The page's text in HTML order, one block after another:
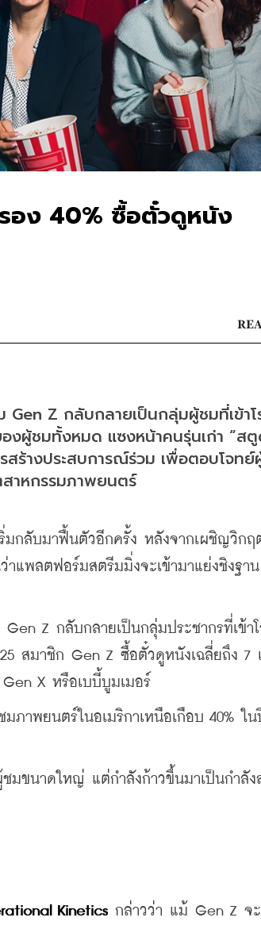
อง 40% ซื้อตั๋วดูหนัง
Z กลับกลายเป็นกลุ่มผู้ชมที่เข้าโ
งผู้ชมทั้งหมด แซงหน้าคนรุ่นเก่า “ส
สร้างประสบการณ์ร่วม เพื่อตอบโจทย์
าหกรรมภาพยนตร์
กลับมาฟื้นตัวอีกครั้ง หลังจากเผชิญวิกฤ
แพลตฟอร์มสตรีมมิ่งจะเข้ามาแย่งชิงฐา
Z กลับกลายเป็นกลุ่มประชากรที่เข้าโ
สมาชิก Gen Z ซื้อตั๋วดูหนังเฉลี่ยถึง 7
X หรือเบบี้บูมเมอร์
พยนตร์ในอเมริกาเหนือเกือบ 40% ในปี
ขนาดใหญ่ แต่กำลังก้าวขึ้นมาเป็นกำลัง
Kinetics กล่าวว่า แม้ Gen Z จ